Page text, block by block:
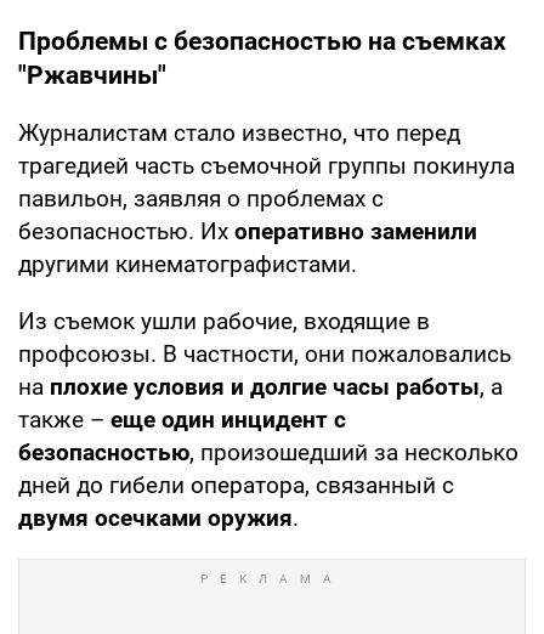
Проблемы с безопасностью на съемках
"Ржавчины"
Журналистам стало известно, что перед
трагедией часть съемочной группы покинула
павильон, заявляя о проблемах с
безопасностью. Их оперативно заменили
другими кинематографистами.
Из съемок ушли рабочие, входящие в
профсоюзы. В частности, они пожаловались
на плохие условия и долгие часы работы, а
также – еще один инцидент с
безопасностью, произошедший за несколько
дней до гибели оператора, связанный с
двумя осечками оружия.